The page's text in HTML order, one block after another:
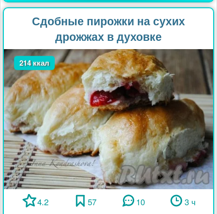
Сдобные пирожки на сухих
дрожжах в духовке
214 ккал
4.2 57 10 3 ч